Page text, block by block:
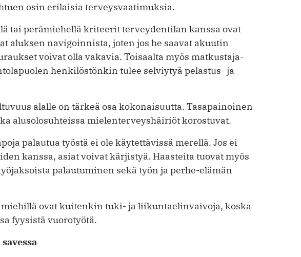
osin erilaisia terveysvaatimuksia.
tai perämiehellä kriteerit terveydentilan kanssa ovat
aluksen navigoinnista, joten jos he saavat akuutin
voivat ­olla vakavia. Toisaalta myös matkustaja-
henkilöstönkin tulee selviytyä pelastus- ja
alalle on tärkeä osa kokonaisuutta. Tasapainoinen
alusolosuhteissa mielenterveyshäiriöt korostuvat.
palautua työstä ei ole käytettävissä merellä. Jos ei
kanssa, asiat voivat kärjistyä. Haasteita tuovat myös
palautuminen sekä työn ja perhe-elämän
ovat kuitenkin tuki- ja liikuntaelinvaivoja, koska
fyysistä vuorotyötä.